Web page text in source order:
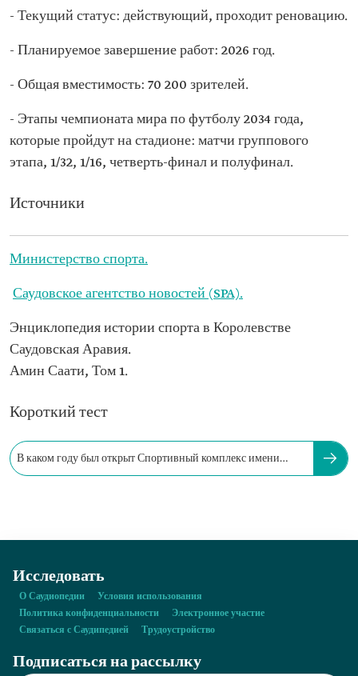
- Текущий статус: действующий, проходит реновацию.
- Планируемое завершение работ: 2026 год.
- Общая вместимость: 70 200 зрителей.
- Этапы чемпионата мира по футболу 2034 года,
которые пройдут на стадионе: матчи группового
этапа, 1/32, 1/16, четверть-финал и полуфинал.
Источники
Министерство спорта.
Саудовское агентство новостей (SPA).
Энциклопедия истории спорта в Королевстве
Саудовская Аравия.
Амин Саати, Том 1.
Короткий тест
В каком году был открыт Спортивный комплекс имени
Исследовать
О Саудиопедии
Условия использования
Политика конфиденциальности
Электронное участие
Связаться с Саудипедией
Трудоустройство
Подписаться на рассылку